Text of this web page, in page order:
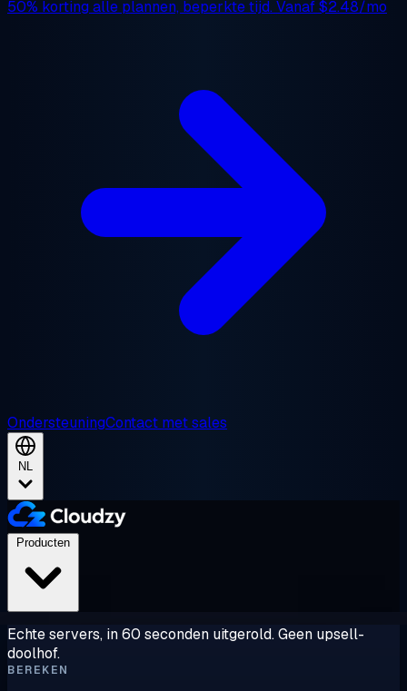
50% korting alle plannen, beperkte tijd. Vanaf$2.48/mo
OndersteuningContact met sales
NL
Echte servers, in 60 seconden uitgerold. Geen upsell-
doolhof.
BEREKEN